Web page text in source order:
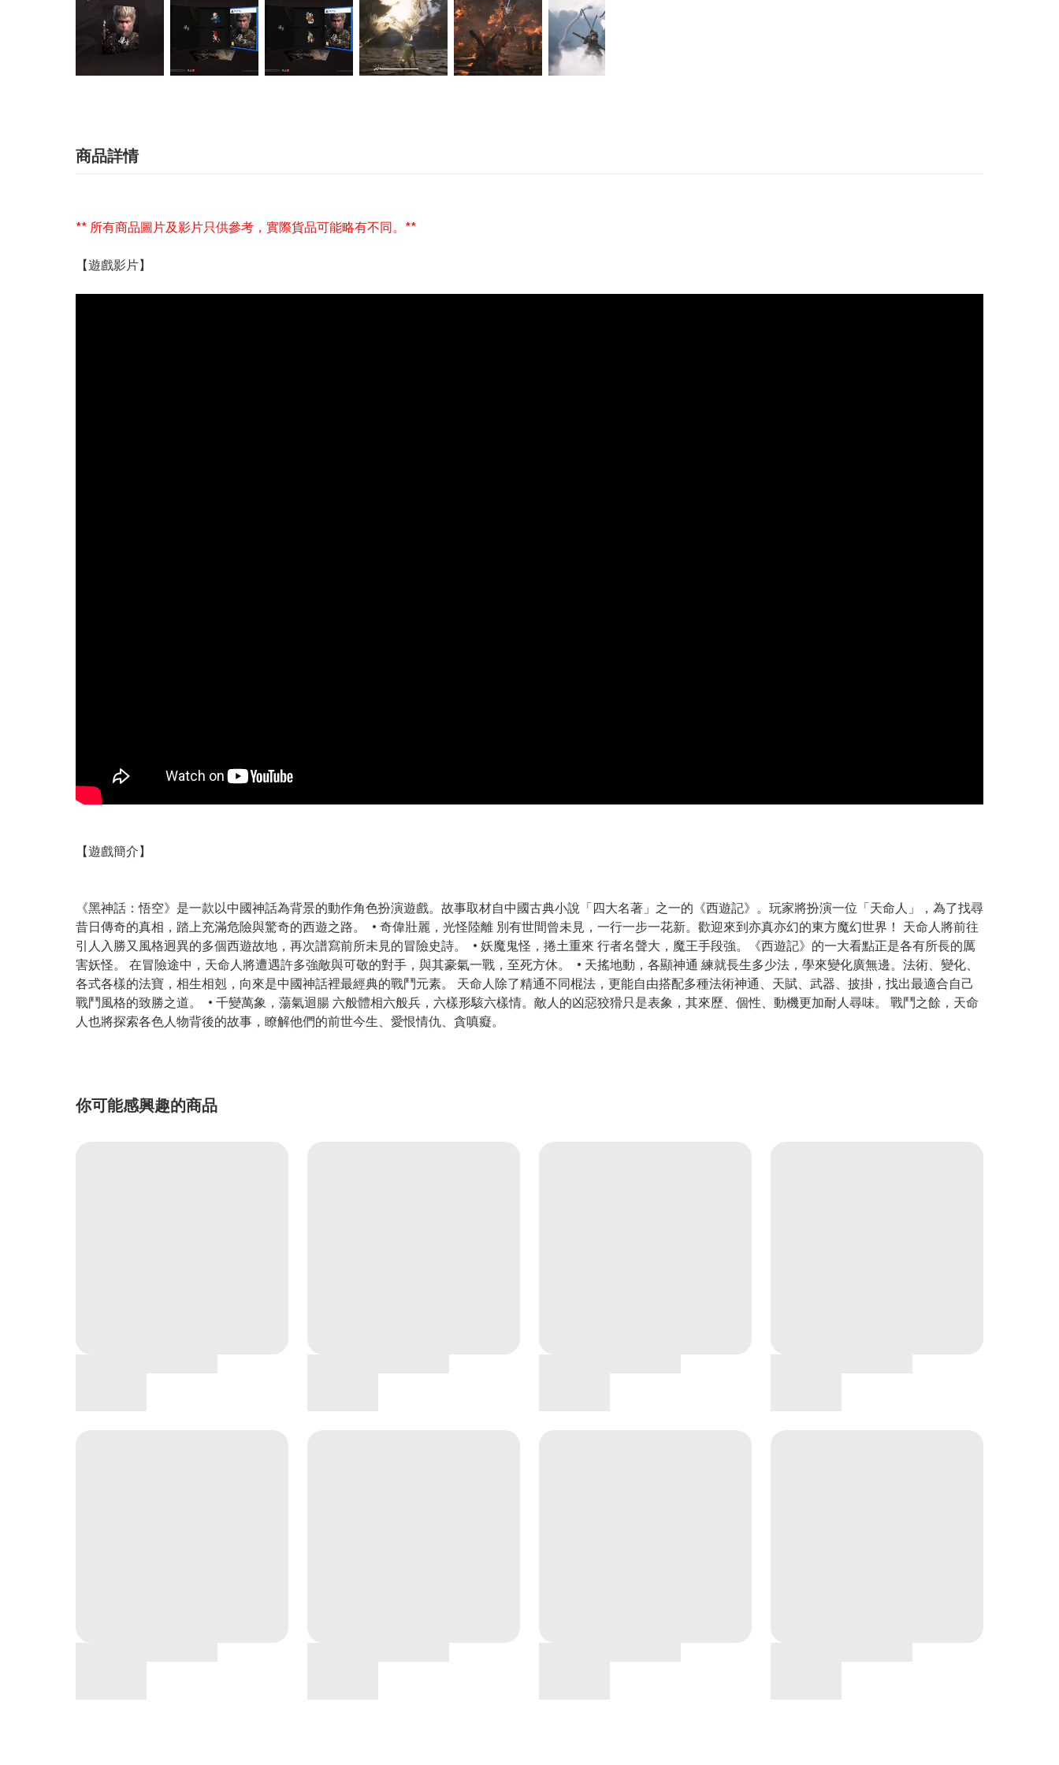
商品詳情
** 所有商品圖片及影片只供參考，實際貨品可能略有不同。**
【遊戲影片】
【遊戲簡介】
《黑神話：悟空》是一款以中國神話為背景的動作角色扮演遊戲。故事取材自中國古典小說「四大名著」之一的《西遊記》。玩家將扮演一位「天命人」，為了找尋
昔日傳奇的真相，踏上充滿危險與驚奇的西遊之路。 • 奇偉壯麗，光怪陸離 別有世間曾未見，一行一步一花新。歡迎來到亦真亦幻的東方魔幻世界！ 天命人將前往
引人入勝又風格迥異的多個西遊故地，再次譜寫前所未見的冒險史詩。 • 妖魔鬼怪，捲土重來 行者名聲大，魔王手段強。《西遊記》的一大看點正是各有所長的厲
害妖怪。 在冒險途中，天命人將遭遇許多強敵與可敬的對手，與其豪氣一戰，至死方休。 • 天搖地動，各顯神通 練就長生多少法，學來變化廣無邊。法術、變化、
各式各樣的法寶，相生相剋，向來是中國神話裡最經典的戰鬥元素。 天命人除了精通不同棍法，更能自由搭配多種法術神通、天賦、武器、披掛，找出最適合自己
戰鬥風格的致勝之道。 • 千變萬象，蕩氣迴腸 六般體相六般兵，六樣形駭六樣情。敵人的凶惡狡猾只是表象，其來歷、個性、動機更加耐人尋味。 戰鬥之餘，天命
人也將探索各色人物背後的故事，瞭解他們的前世今生、愛恨情仇、貪嗔癡。
你可能感興趣的商品